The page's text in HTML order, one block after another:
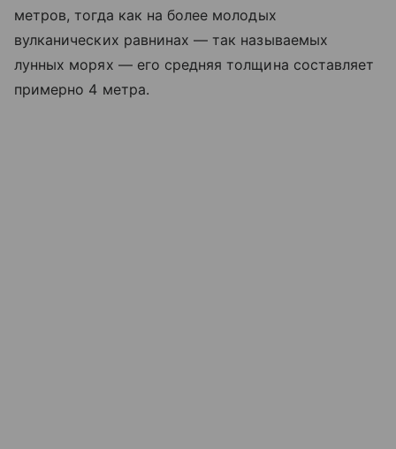
метров, тогда как на более молодых
вулканических равнинах — так называемых
лунных морях — его средняя толщина составляет
примерно 4 метра.